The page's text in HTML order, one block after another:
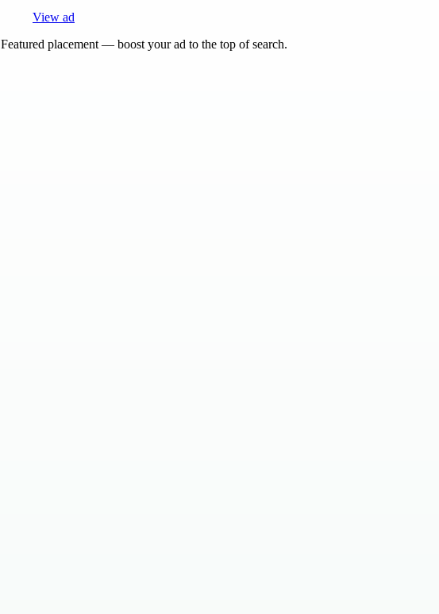
View ad
Featured placement — boost your ad to the top of search.